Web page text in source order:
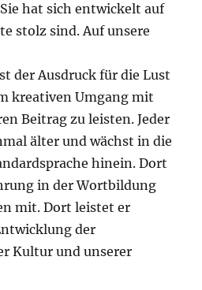
hat sich entwickelt auf
stolz sind. Auf unsere
der Ausdruck für die Lust
kreativen Umgang mit
Beitrag zu leisten. Jeder
älter und wächst in die
hinein. Dort
in der Wortbildung
mit. Dort leistet er
der
Kultur und unserer